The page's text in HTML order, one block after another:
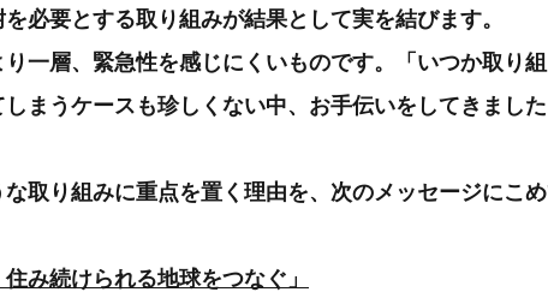
必要とする取り組みが結果として実を結びます。
り一層、緊急性を感じにくいものです。「いつか取り
まうケースも珍しくない中、お手伝いをしてきました
取り組みに重点を置く理由を、次のメッセージにこめ
住み続けられる地球をつなぐ」